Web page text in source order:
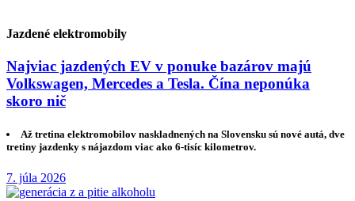
Jazdené elektromobily
Najviac jazdených EV v ponuke bazárov majú
Volkswagen, Mercedes a Tesla. Čína neponúka
skoro nič
Až tretina elektromobilov naskladnených na Slovensku sú nové autá, dve
tretiny jazdenky s nájazdom viac ako 6-tisíc kilometrov.
7. júla 2026